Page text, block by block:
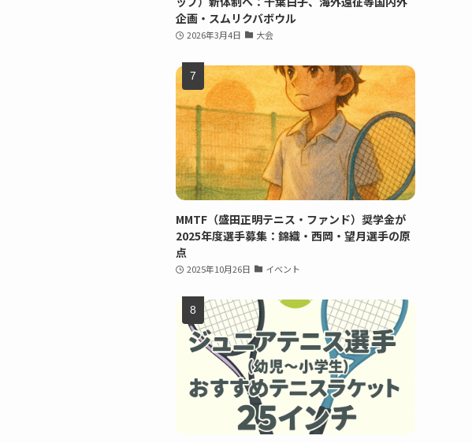
企画・スムリクバボウル
2026年3月4日 大会
MMTF（盛田正明テニス・ファンド）奨学金が
2025年度選手募集：錦織・西岡・望月選手の原
点
2025年10月26日 イベント